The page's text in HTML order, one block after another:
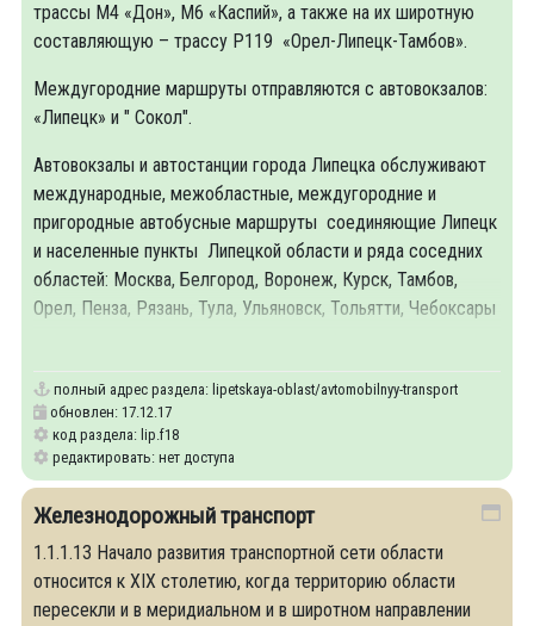
трассы М4 «Дон», М6 «Каспий», а также на их широтную
составляющую – трассу Р119 «Орел-Липецк-Тамбов».
Междугородние маршруты отправляются с автовокзалов:
«Липецк» и " Сокол".
Автовокзалы и автостанции города Липецка обслуживают
международные, межобластные, междугородние и
пригородные автобусные маршруты соединяющие Липецк
и населенные пункты Липецкой области и ряда соседних
областей: Москва, Белгород, Воронеж, Курск, Тамбов,
Орел, Пенза, Рязань, Тула, Ульяновск, Тольятти, Чебоксары
полный адрес раздела: lipetskaya-oblast/avtomobilnyy-transport
обновлен: 17.12.17
код раздела: lip.f18
редактировать: нет доступа
Железнодорожный транспорт
1.1.1.13 Начало развития транспортной сети области
относится к XIX столетию, когда территорию области
пересекли и в меридиальном и в широтном направлении